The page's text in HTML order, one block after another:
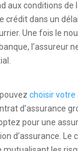
aux conditions de
crédit dans un
Une fois le
l’assureur
choisir votre
d’assurance
pour une
d’assurance.